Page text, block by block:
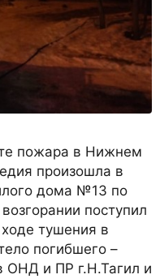
пожара в Нижнем
произошла в
дома №13 по
поступил
тушения в
погибшего –
ОНД и ПР г.Н.Тагил и